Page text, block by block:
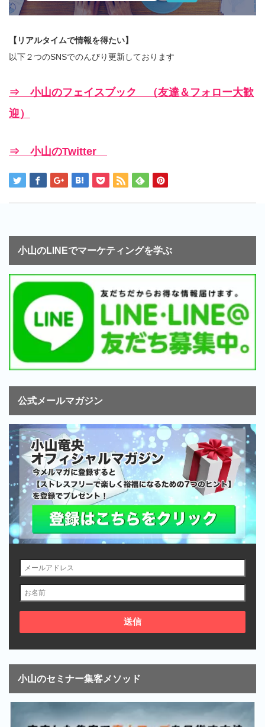
【リアルタイムで情報を得たい】
以下２つのSNSでのんびり更新しております
⇒ 小山のフェイスブック （友達＆フォロー大歓
迎）
⇒ 小山のTwitter
小山のLINEでマーケティングを学ぶ
公式メールマガジン
小山のセミナー集客メソッド